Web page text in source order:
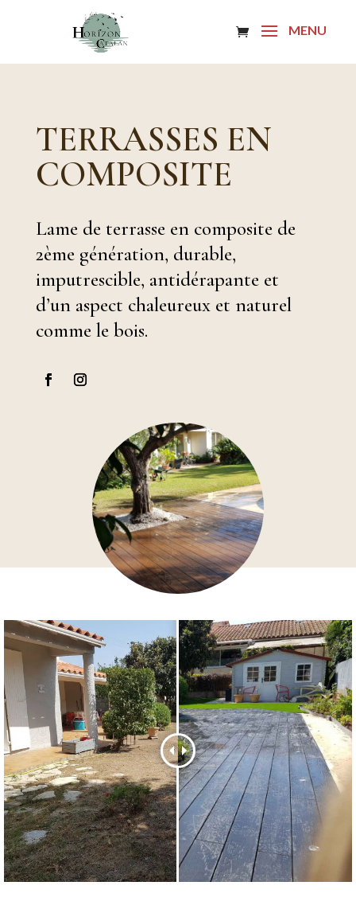
TERRASSES EN
COMPOSITE
Lame de terrasse en composite de
2ème génération, durable,
imputrescible, antidérapante et
d’un aspect chaleureux et naturel
comme le bois.